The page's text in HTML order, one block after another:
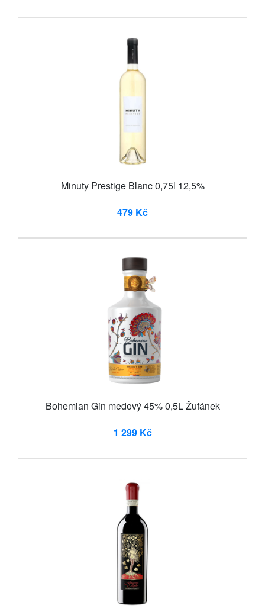
Minuty Prestige Blanc 0,75l 12,5%
479 Kč
Bohemian Gin medový 45% 0,5L Žufánek
1 299 Kč